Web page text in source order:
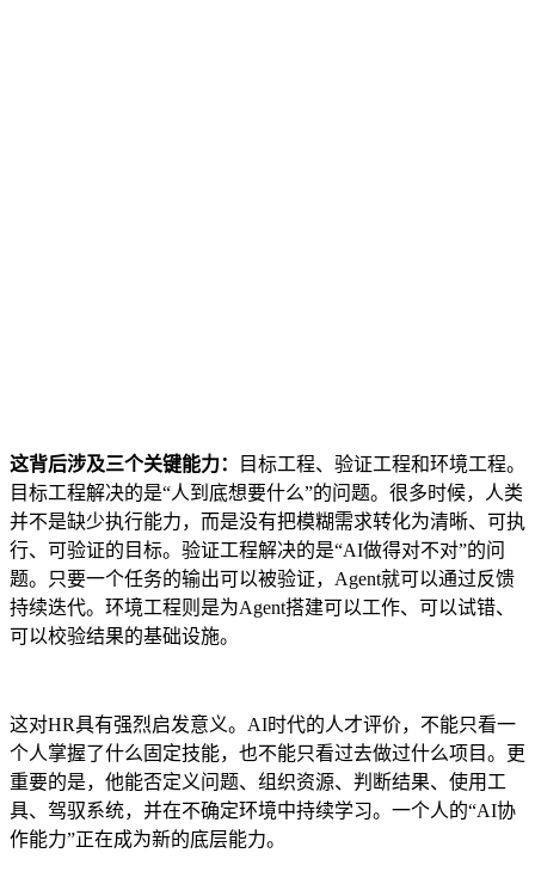
这背后涉及三个关键能力：
目标工程、验证工程和环境工程。
目标工程解决的是“人到底想要什么”的问题。很多时候，人类
并不是缺少执行能力，而是没有把模糊需求转化为清晰、可执
行、可验证的目标。验证工程解决的是“AI做得对不对”的问
题。只要一个任务的输出可以被验证，Agent就可以通过反馈
持续迭代。环境工程则是为Agent搭建可以工作、可以试错、
可以校验结果的基础设施。
这对HR具有强烈启发意义。AI时代的人才评价，不能只看一
个人掌握了什么固定技能，也不能只看过去做过什么项目。更
重要的是，他能否定义问题、组织资源、判断结果、使用工
具、驾驭系统，并在不确定环境中持续学习。一个人的“AI协
作能力”正在成为新的底层能力。